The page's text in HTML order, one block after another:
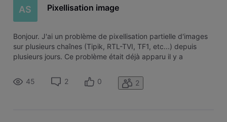
AS Pixellisation image
Bonjour. J'ai un problème de pixellisation partielle d'images
sur plusieurs chaînes (Tipik, RTL-TVI, TF1, etc...) depuis
plusieurs jours. Ce problème était déjà apparu il y a
d'anormal au niveau du câble coaxial, le signal était bon. Il
faut di
45 2 0 2